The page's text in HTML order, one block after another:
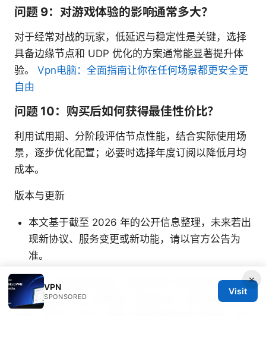
问题 9：对游戏体验的影响通常多大？
对于经常对战的玩家，低延迟与稳定性是关键，选择
具备边缘节点和 UDP 优化的方案通常能显著提升体
验。 Vpn电脑：全面指南让你在任何场景都更安全更
自由
问题 10：购买后如何获得最佳性价比？
利用试用期、分阶段评估节点性能，结合实际使用场
景，逐步优化配置；必要时选择年度订阅以降低月均
成本。
版本与更新
本文基于截至 2026 年的公开信息整理，未来若出
现新协议、服务变更或新功能，请以官方公告为
准。
如需进一步定制化内容、对比不同厂商的具体参数或
针对你特定场景（如教育、跨境工作、游戏服务器特
×
VPN
SPONSORED
Visit